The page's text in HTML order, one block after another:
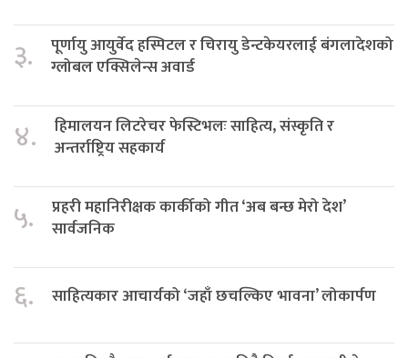
३.
पूर्णायु आयुर्वेद हस्पिटल र चिरायु डेन्टकेयरलाई बंगलादेशको
ग्लोबल एक्सिलेन्स अवार्ड
४.
हिमालयन लिटरेचर फेस्टिभलः साहित्य, संस्कृति र
अन्तर्राष्ट्रिय सहकार्य
५.
प्रहरी महानिरीक्षक कार्कीको गीत ‘अब बन्छ मेरो देश’
सार्वजनिक
६. साहित्यकार आचार्यको ‘जहाँ छचल्किए भावना’ लोकार्पण